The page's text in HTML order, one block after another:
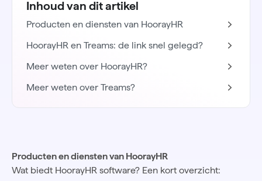
Inhoud van dit artikel
Producten en diensten van HoorayHR
HoorayHR en Treams: de link snel gelegd?
Meer weten over HoorayHR?
Meer weten over Treams?
Producten en diensten van HoorayHR
Wat biedt HoorayHR software? Een kort overzicht: